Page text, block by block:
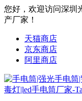
您好，欢迎访问深圳
产厂家！
天猫商店
京东商店
阿里商店